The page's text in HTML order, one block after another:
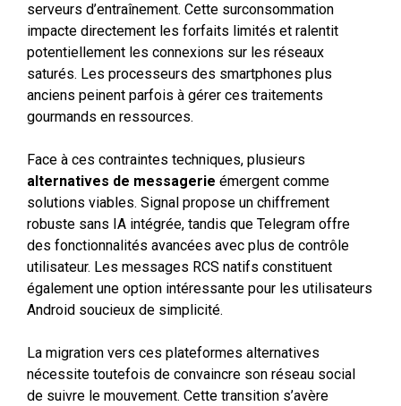
serveurs d’entraînement. Cette surconsommation
impacte directement les forfaits limités et ralentit
potentiellement les connexions sur les réseaux
saturés. Les processeurs des smartphones plus
anciens peinent parfois à gérer ces traitements
gourmands en ressources.
Face à ces contraintes techniques, plusieurs
alternatives de messagerie émergent comme
solutions viables. Signal propose un chiffrement
robuste sans IA intégrée, tandis que Telegram offre
des fonctionnalités avancées avec plus de contrôle
utilisateur. Les messages RCS natifs constituent
également une option intéressante pour les utilisateurs
Android soucieux de simplicité.
La migration vers ces plateformes alternatives
nécessite toutefois de convaincre son réseau social
de suivre le mouvement. Cette transition s’avère